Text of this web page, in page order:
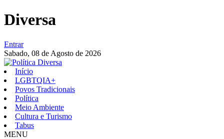
Diversa
Entrar
Sabado, 08 de Agosto de 2026
Início
LGBTQIA+
Povos Tradicionais
Política
Meio Ambiente
Cultura e Turismo
Tabus
MENU